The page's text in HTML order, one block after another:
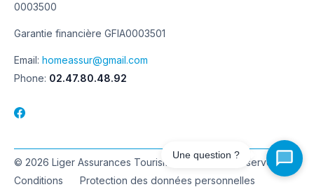
0003500
Garantie financière GFIA0003501
Email: homeassur@gmail.com
Phone: 02.47.80.48.92
© 2026 Liger Assurances Tourisme. Tous droits réservés.
Conditions
Protection des données personnelles
Une question ?